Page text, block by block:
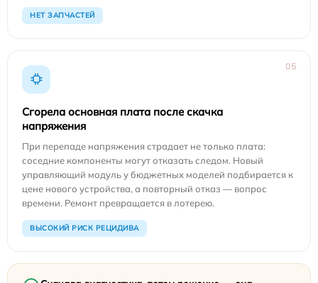
НЕТ ЗАПЧАСТЕЙ
05
Сгорела основная плата после скачка
напряжения
При перепаде напряжения страдает не только плата:
соседние компоненты могут отказать следом. Новый
управляющий модуль у бюджетных моделей подбирается к
цене нового устройства, а повторный отказ — вопрос
времени. Ремонт превращается в лотерею.
ВЫСОКИЙ РИСК РЕЦИДИВА